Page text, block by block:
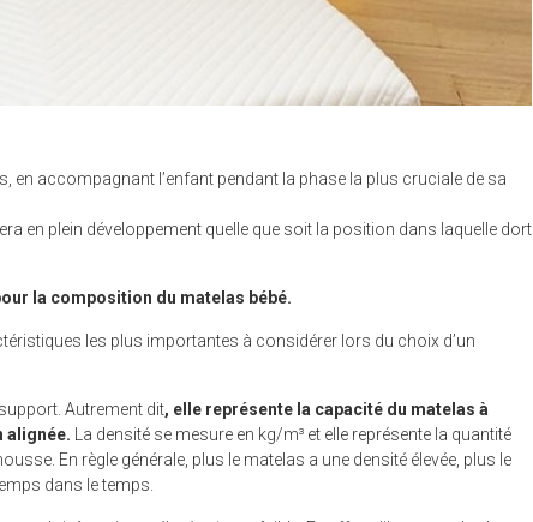
en accompagnant l’enfant pendant la phase la plus cruciale de sa
en plein développement quelle que soit la position dans laquelle dort
la composition du matelas bébé.
les plus importantes à considérer lors du choix d’un
Autrement dit, elle représente la capacité du matelas à
alignée.
La densité se mesure en kg/m³ et elle représente la quantité
En règle générale, plus le matelas a une densité élevée, plus le
dans le temps.